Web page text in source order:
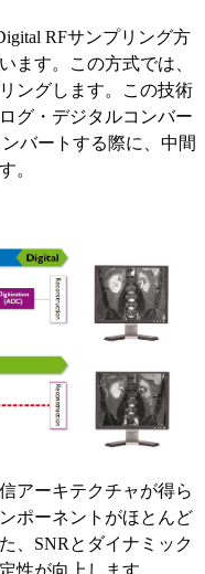
RFサンプリング方
ます。この方式では、
ングします。この技術
グ・デジタルコンバー
バートする際に、中間
。
アーキテクチャが得ら
ポーネントがほとんど
、SNRとダイナミック
性が向上します。